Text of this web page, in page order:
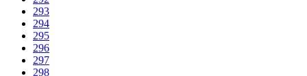
293
294
295
296
297
298